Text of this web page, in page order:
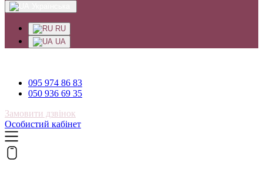
RU
UA
095 974 86 83
050 936 69 35
Замовити дзвінок
Особистий кабінет